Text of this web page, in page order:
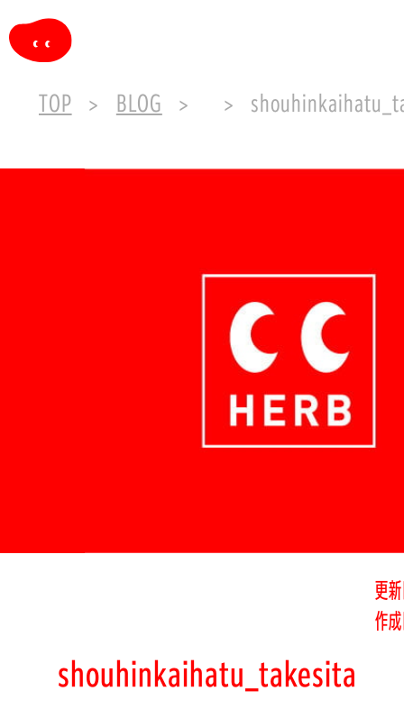
TOP BLOG
更
作
shouhinkaihatu_takesita